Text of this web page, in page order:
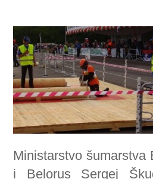
Ministarstvo
i Belorus Sergej